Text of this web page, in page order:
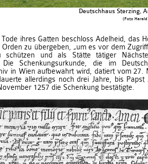
Deutschhaus Sterzing,
(Foto
ihres Gatten beschloss Adelheid, das
Orden zu übergeben, „um es vor dem
schützen und als Stätte tätiger
Die Schenkungsurkunde, die im
in Wien aufbewahrt wird, datiert vom 27.
allerdings noch drei Jahre, bis Papst
1257 die Schenkung bestätigte.